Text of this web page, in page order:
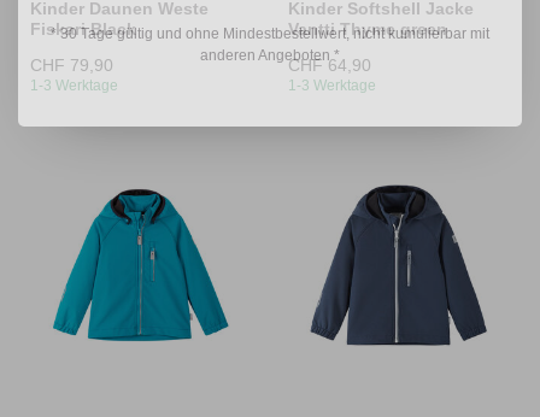
Kinder Daunen Weste
Fiskari Black
CHF 79,90
1-3 Werktage
Kinder Softshell Jacke
Vantti Thyme green
CHF 64,90
1-3 Werktage
* 30 Tage gültig und ohne Mindestbestellwert, nicht kumulierbar mit
anderen Angeboten *